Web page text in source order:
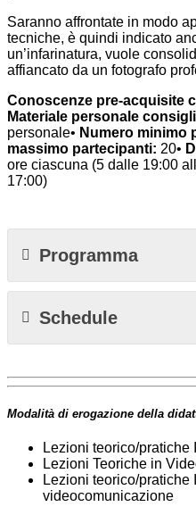
Saranno affrontate in modo
tecniche, è quindi indicato
un’infarinatura, vuole
affiancato da un fotografo
Conoscenze pre-acquisite
Materiale personale
personale• Numero minimo
massimo partecipanti: 20•
ore ciascuna (5 dalle 19:00
17:00)
Programma
Schedule
Modalità di erogazione della
Lezioni teorico/pratiche
Lezioni Teoriche in
Lezioni teorico/pratiche
videocomunicazione